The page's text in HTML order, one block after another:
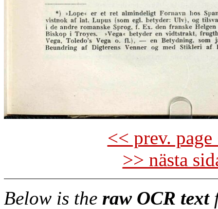
<< prev.
>> nästa
Below is the raw OCR text